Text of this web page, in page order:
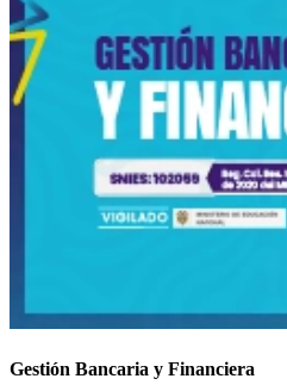
Gestión Bancaria y Financiera